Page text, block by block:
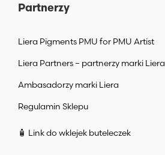
Partnerzy
Liera Pigments PMU for PMU Artist
Liera Partners – partnerzy marki Liera
Ambasadorzy marki Liera
Regulamin Sklepu
🧴 Link do wklejek buteleczek